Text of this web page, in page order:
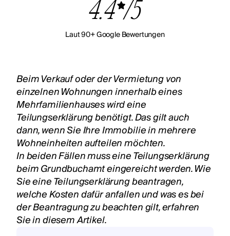
4.4 /5
Laut 90+ Google Bewertungen
Beim Verkauf oder der Vermietung von
einzelnen Wohnungen innerhalb eines
Mehrfamilienhauses wird eine
Teilungserklärung benötigt. Das gilt auch
dann, wenn Sie Ihre Immobilie in mehrere
Wohneinheiten aufteilen möchten.
In beiden Fällen muss eine Teilungserklärung
beim Grundbuchamt eingereicht werden. Wie
Sie eine Teilungserklärung beantragen,
welche Kosten dafür anfallen und was es bei
der Beantragung zu beachten gilt, erfahren
Sie in diesem Artikel.